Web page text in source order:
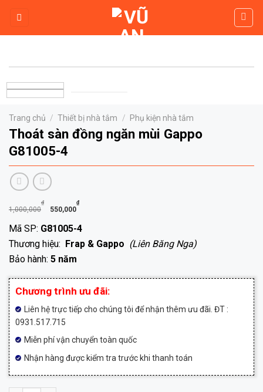
content
Trang chủ / Thiết bị nhà tắm / Phụ kiện nhà tắm
Thoát sàn đồng ngăn mùi Gappo
G81005-4
1,000,000
₫
Giá
gốc
là:
1,000,000₫.
550,000
₫Giá
hiện
tại
là:
Mã SP: G81005-4
Thương hiệu:
Frap & Gappo (Liên Băng Nga)
Bảo hành: 5 năm
Chương trình ưu đãi:
Liên hệ trực tiếp cho chúng tôi để nhận thêm ưu đãi. ĐT :
0931.517.715
Miễn phí vận chuyển toàn quốc
Nhận hàng được kiểm tra trước khi thanh toán